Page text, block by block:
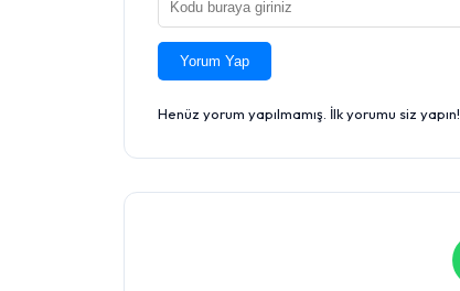
Yorum Yap
Henüz yorum yapılmamış. İlk yorumu siz yapın!